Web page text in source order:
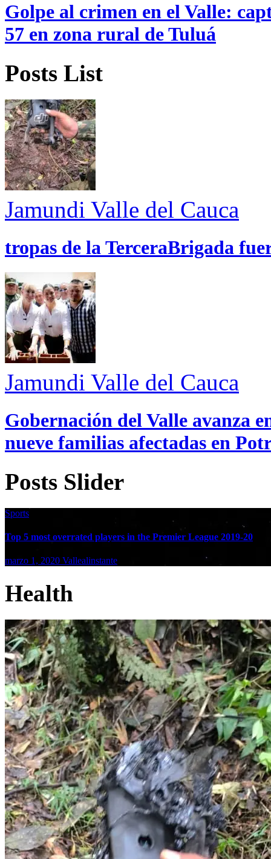
Golpe al crimen en el Valle:
57 en zona rural de Tuluá
Posts List
Jamundi Valle del Cauca
tropas de la TerceraBrigada
Jamundi Valle del Cauca
Gobernación del Valle avanza
nueve familias afectadas en
Posts Slider
Sports
Top 5 most overrated players in the Premier League 2019-20
marzo 1, 2020 Vallealinstante
Health